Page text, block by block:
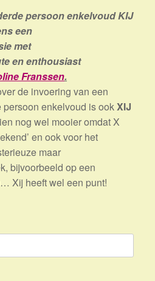
persoon enkelvoud KIJ
een
met
en enthousiast
Franssen.
de invoering van een
enkelvoud is ookXIJ
nog wel mooier omdat X
en ook voor het
maar
bijvoorbeeld op een
Xij heeft wel een punt!